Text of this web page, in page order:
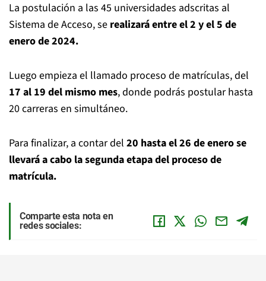
La postulación a las 45 universidades adscritas al
Sistema de Acceso, se realizará entre el 2 y el 5 de
enero de 2024.
Luego empieza el llamado proceso de matrículas, del
17 al 19 del mismo mes, donde podrás postular hasta
20 carreras en simultáneo.
Para finalizar, a contar del 20 hasta el 26 de enero se
llevará a cabo la segunda etapa del proceso de
matrícula.
Comparte esta nota en
redes sociales: